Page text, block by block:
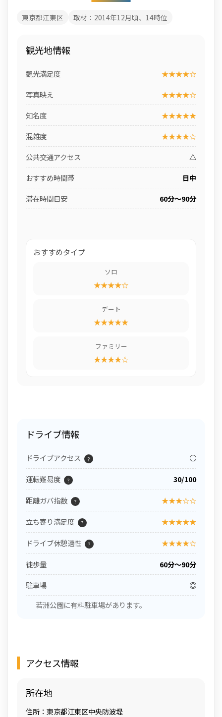
東京都江東区 取材：2014年12月頃、14時位
観光地情報
観光満足度
★★★★☆
写真映え
★★★★☆
知名度
★★★★★
混雑度
★★★★☆
公共交通アクセス
△
おすすめ時間帯
日中
滞在時間目安
60分〜90分
おすすめタイプ
ソロ
★★★★☆
デート
★★★★★
ファミリー
★★★★☆
ドライブ情報
ドライブアクセス ? ○
運転難易度 ? 30/100
距離ガバ指数 ? ★★★☆☆
立ち寄り満足度 ? ★★★★★
ドライブ休憩適性 ? ★★★★☆
徒歩量
60分〜90分
駐車場
◎
若洲公園に有料駐車場があります。
アクセス情報
所在地
住所：東京都江東区中央防波堤